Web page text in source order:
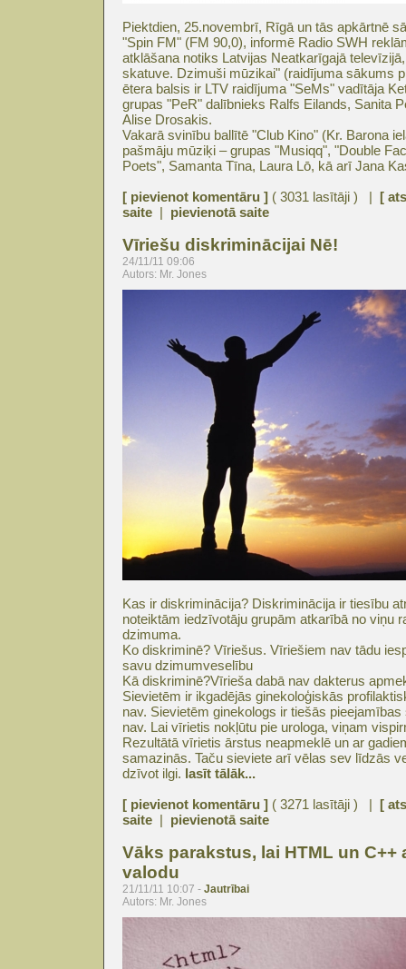
Piektdien, 25.novembrī, Rīgā un tās apkārtnē
"Spin FM" (FM 90,0), informē Radio SWH
atklāšana notiks Latvijas Neatkarīgajā
skatuve. Dzimuši mūzikai" (raidījuma sākums
ētera balsis ir LTV raidījuma "SeMs" vadītāja
grupas "PeR" dalībnieks Ralfs Eilands, Sanita
Alise Drosakis.
Vakarā svinību ballītē "Club Kino" (Kr. Barona
pašmāju mūziķi – grupas "Musiqq", "Double
Poets", Samanta Tīna, Laura Lō, kā arī Jana
[ pievienot komentāru ] ( 3031 lasītāji ) | [
saite | pievienotā saite
Vīriešu diskriminācijai Nē!
24/11/11 09:06
Autors: Mr. Jones
Kas ir diskriminācija? Diskriminācija ir tiesību
noteiktām iedzīvotāju grupām atkarībā no viņu
dzimuma.
Ko diskriminē? Vīriešus. Vīriešiem nav tādu
savu dzimumveselību
Kā diskriminē?Vīrieša dabā nav dakterus
Sievietēm ir ikgadējās ginekoloģiskās
nav. Sievietēm ginekologs ir tiešās
nav. Lai vīrietis nokļūtu pie urologa, viņam
Rezultātā vīrietis ārstus neapmeklē un ar
samazinās. Taču sieviete arī vēlas sev līdzās
dzīvot ilgi. lasīt tālāk...
[ pievienot komentāru ] ( 3271 lasītāji ) | [
saite | pievienotā saite
Vāks parakstus, lai HTML un C++
valodu
21/11/11 10:07 - Jautrībai
Autors: Mr. Jones